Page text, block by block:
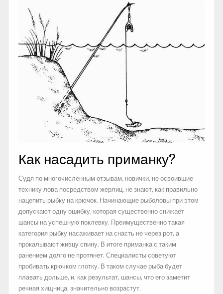
Как насадить приманку?
Судя по многочисленным отзывам, новички, не освоившие
технику лова посредством жерлиц, не знают, как правильно
нацепить рыбку на крючок. Начинающие рыболовы при этом
допускают одну ошибку, которая существенно снижает
шансы на успешную поклевку. Преимущественно такая
категория рыбку насаживает на снасть не через рот, а
прокалывают живцу спину. В итоге приманка с таким
ранением долго не протянет. Специалисты советуют
пробивать крючком глотку. В таком случае рыба будет
плавать дольше, и, как результат, шансы, что его заметит
речная хищница, значительно возрастут.